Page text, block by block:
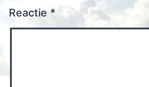
Reactie *